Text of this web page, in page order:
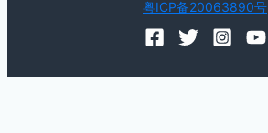
粤ICP备20063890号